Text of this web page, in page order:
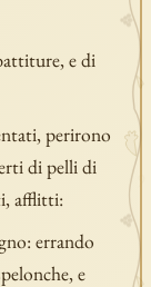
e di
perirono
di pelli di
afflitti:
errando
e